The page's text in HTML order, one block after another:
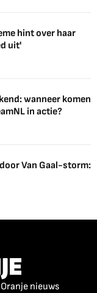
hint over haar
uit'
wanneer komen
in actie?
Van Gaal-storm:
nieuws